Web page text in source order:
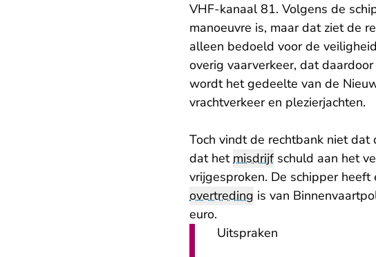
VHF-kanaal 81. Volgens de
manoeuvre is, maar dat ziet de
alleen bedoeld voor de
overig vaarverkeer, dat
wordt het gedeelte van de
vrachtverkeer en plezierjachten.
Toch vindt de rechtbank niet
dat hetmisdrijfschuld aan het
vrijgesproken. De schipper
overtreding is van
euro.
Uitspraken